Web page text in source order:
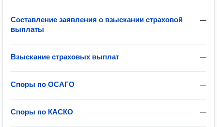
—
Составление заявления о взыскании страховой
выплаты
—
Взыскание страховых выплат
—
Споры по ОСАГО
—
Споры по КАСКО